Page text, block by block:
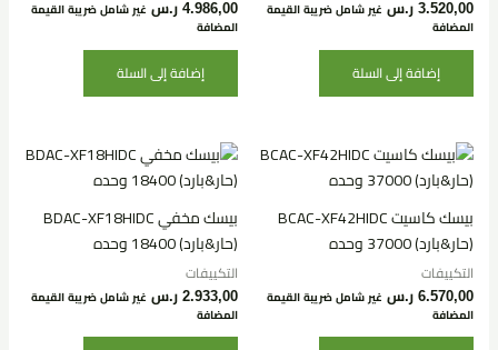
3.520,00 ر.س غير شامل ضريبة القيمة
المضافة
إضافة إلى السلة
4.986,00 ر.س غير شامل ضريبة القيمة
المضافة
إضافة إلى السلة
بيسك كاسيت BCAC-XF42HIDC
(حار&بارد) 37000 وحده
التكييفات
6.570,00 ر.س غير شامل ضريبة القيمة
المضافة
بيسك مخفي BDAC-XF18HIDC
(حار&بارد) 18400 وحده
التكييفات
2.933,00 ر.س غير شامل ضريبة القيمة
المضافة